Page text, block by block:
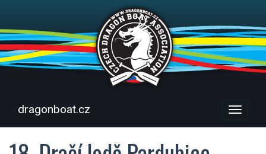
Menu
dragonboat.cz